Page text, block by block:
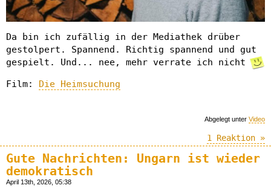
Da bin ich zufällig in der Mediathek drüber
gestolpert. Spannend. Richtig spannend und gut
gespielt. Und... nee, mehr verrate ich nicht
Film: Die Heimsuchung
Abgelegt unter Video
1 Reaktion »
Gute Nachrichten: Ungarn ist wieder
demokratisch
April 13th, 2026, 05:38